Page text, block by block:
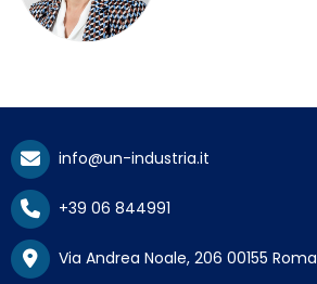
info@un-industria.it
+39 06 844991
Via Andrea Noale, 206 00155 Roma